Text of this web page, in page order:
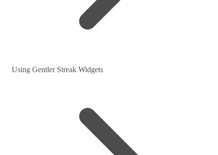
Using Gentler Streak Widgets